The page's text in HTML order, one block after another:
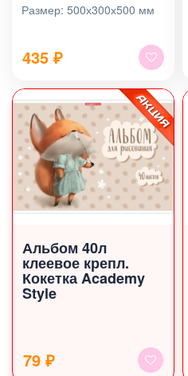
Размер: 500х300х500 мм
435 ₽
Альбом 40л
клеевое крепл.
Кокетка Academy
Style
79 ₽